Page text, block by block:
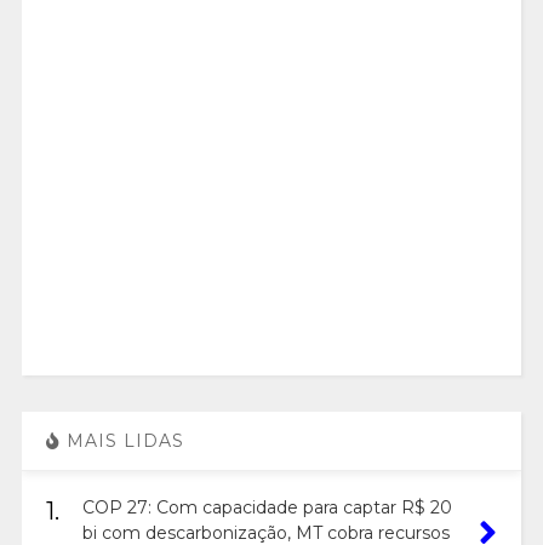
MAIS LIDAS
1.
COP 27: Com capacidade para captar R$ 20
bi com descarbonização, MT cobra recursos